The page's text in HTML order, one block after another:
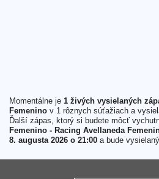
Momentálne je 1 živých vysielaných
Femenino v 1 rôznych súťažiach a
Ďalší zápas, ktorý si budete môcť
Femenino - Racing Avellaneda
8. augusta 2026 o 21:00 a bude